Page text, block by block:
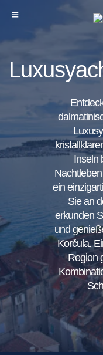
Inseln
ein
Sie an
erkunden
und
Korčula.
Region